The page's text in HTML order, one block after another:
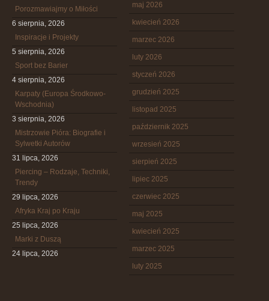
Porozmawiajmy o Miłości
6 sierpnia, 2026
Inspiracje i Projekty
5 sierpnia, 2026
Sport bez Barier
4 sierpnia, 2026
Karpaty (Europa Środkowo-
Wschodnia)
3 sierpnia, 2026
Mistrzowie Pióra: Biografie i
Sylwetki Autorów
31 lipca, 2026
Piercing – Rodzaje, Techniki,
Trendy
29 lipca, 2026
Afryka Kraj po Kraju
25 lipca, 2026
Marki z Duszą
24 lipca, 2026
maj 2026
kwiecień 2026
marzec 2026
luty 2026
styczeń 2026
grudzień 2025
listopad 2025
październik 2025
wrzesień 2025
sierpień 2025
lipiec 2025
czerwiec 2025
maj 2025
kwiecień 2025
marzec 2025
luty 2025